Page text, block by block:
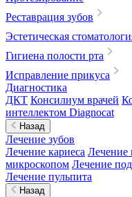
Реставрация зубов
Эстетическая
Гигиена полости рта
Исправление прикуса
Диагностика
ДКТ Консилиум врачей
интеллектом Diagnocat
Назад
Лечение зубов
Лечение кариеса Лечение
микроскопом Лечение
Лечение пульпита
Назад